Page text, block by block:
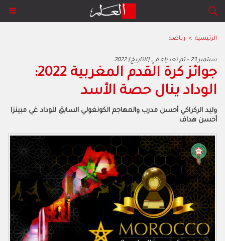
الرئيسية > رياضة
2022 سبتمبر 23 - تم تعديله في [التاريخ]
جوائز كرة القدم المغربية 2022:
الوداد ينال حصة الأسد
وليد الركراكي أحسن مدرب والمهاجم الكونغولي السابق للوداد غي مبينزا
أحسن هداف